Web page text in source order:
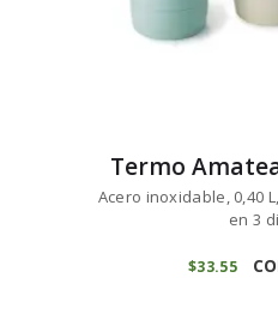
Termo
Acero inoxidable, 0,40
en 3
$33 55